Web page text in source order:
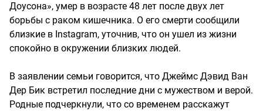
Доусона», умер в возрасте 48 лет после двух лет
борьбы с раком кишечника. О его смерти сообщили
близкие в Instagram, уточнив, что он ушел из жизни
спокойно в окружении близких людей.
В заявлении семьи говорится, что Джеймс Дэвид Ван
Дер Бик встретил последние дни с мужеством и верой.
Родные подчеркнули, что со временем расскажут